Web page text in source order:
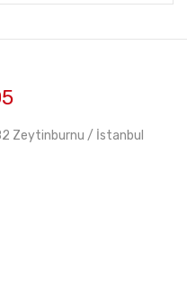
Zeytinburnu / İstanbul